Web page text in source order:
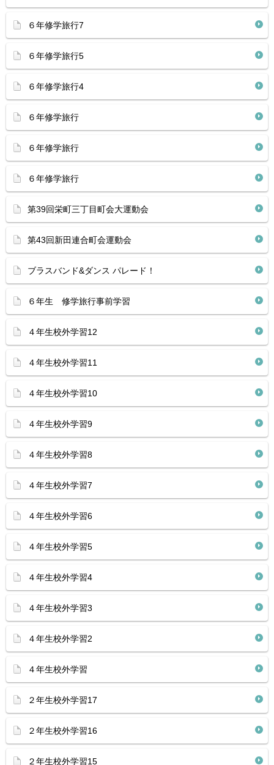
６年修学旅行7
６年修学旅行5
６年修学旅行4
６年修学旅行
６年修学旅行
６年修学旅行
第39回栄町三丁目町会大運動会
第43回新田連合町会運動会
ブラスバンド&ダンス パレード！
６年生 修学旅行事前学習
４年生校外学習12
４年生校外学習11
４年生校外学習10
４年生校外学習9
４年生校外学習8
４年生校外学習7
４年生校外学習6
４年生校外学習5
４年生校外学習4
４年生校外学習3
４年生校外学習2
４年生校外学習
２年生校外学習17
２年生校外学習16
２年生校外学習15